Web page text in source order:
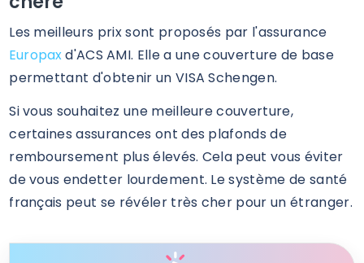
Les meilleurs prix sont proposés par l'assurance
Europaxd'ACS AMI. Elle a une couverture de base
permettant d'obtenir un VISA Schengen.
Si vous souhaitez une meilleure couverture,
certaines assurances ont des plafonds de
remboursement plus élevés. Cela peut vous éviter
de vous endetter lourdement. Le système de santé
français peut se révéler très cher pour un étranger.